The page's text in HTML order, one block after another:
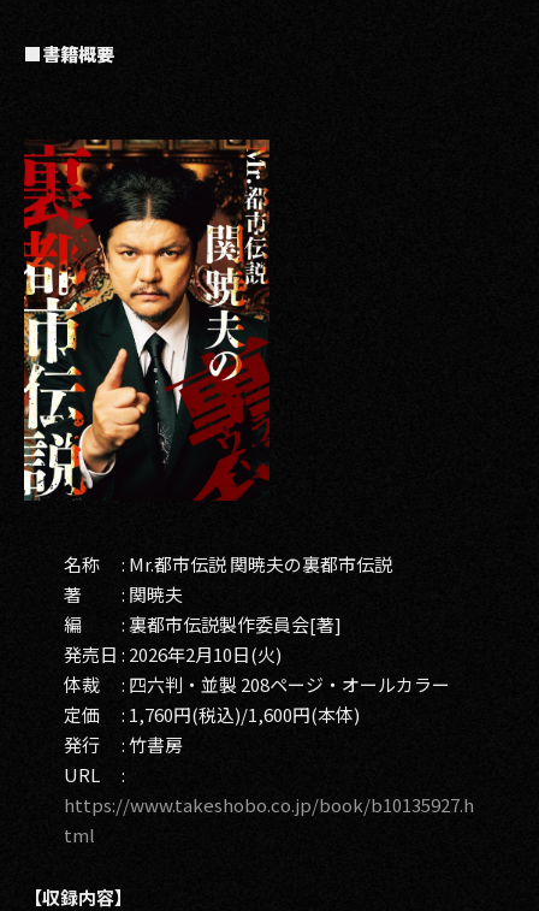
■書籍概要
名称 : Mr.都市伝説 関暁夫の裏都市伝説
著 : 関暁夫
編 : 裏都市伝説製作委員会[著]
発売日 : 2026年2月10日(火)
体裁 : 四六判・並製 208ページ・オールカラー
定価 : 1,760円(税込)/1,600円(本体)
発行 : 竹書房
URL :
https://www.takeshobo.co.jp/book/b10135927.h
tml
【収録内容】